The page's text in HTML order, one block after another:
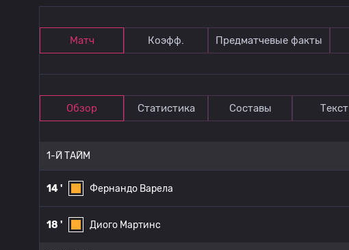
Матч Коэфф. Предматчевые факты
Обзор Статистика Составы Текст
1-Й ТАЙМ
14 ' Фернандо Варела
18 ' Диого Мартинс